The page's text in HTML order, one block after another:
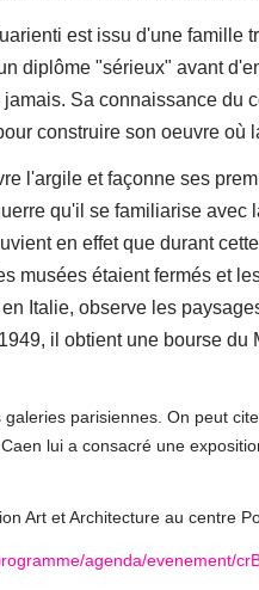
est issu d'une famille
diplôme "sérieux" avant
Sa connaissance du
construire son oeuvre
l'argile et façonne ses
qu'il se familiarise
en effet que durant
musées étaient fermés et
Italie, observe les
il obtient une bourse
parisiennes. On peut
lui a consacré une
Art et Architecture au centre
agenda/evenement/